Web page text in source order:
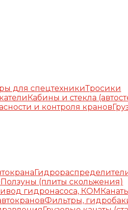
для спецтехникиТросики
Кабины и стекла
и контроля кранов
Ползуны (плиты скольжения)
гидронасоса, КОМ
Фильтры,